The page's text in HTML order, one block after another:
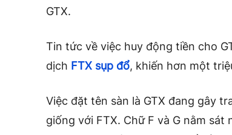
GTX.
Tin tức về việc huy động tiền cho
dịch FTX sụp đổ, khiến hơn một
Việc đặt tên sàn là GTX đang gây
giống với FTX. Chữ F và G nằm sát